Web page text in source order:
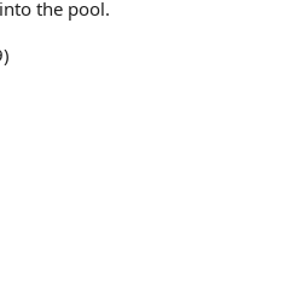
the pool.